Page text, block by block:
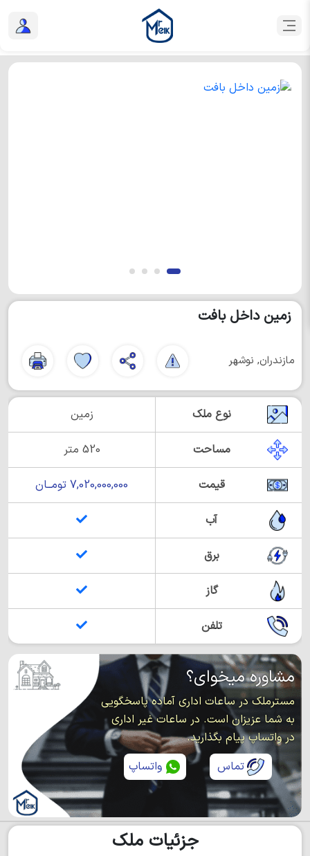
زمین داخل بافت
مازندران, نوشهر
نوع ملک زمین
مساحت 520 متر
قیمت 7,020,000,000 تومــان
آب
برق
گاز
تلفن
مشاوره میخوای؟
مسترملک در ساعات اداری آماده پاسخگویی
به شما عزیزان است. در ساعات غیر اداری
در واتساپ پیام بگذارید.
تماس
واتساپ
جزئیات ملک